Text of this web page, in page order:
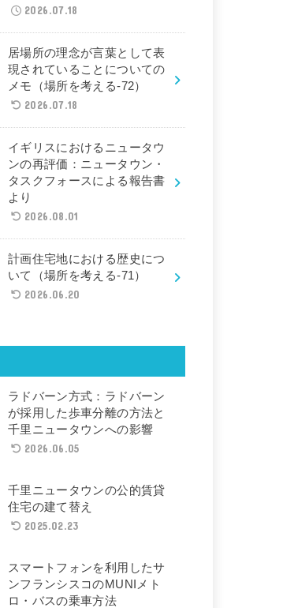
2026.07.18
居場所の理念が言葉として表
現されていることについての
メモ（場所を考える-72）
2026.07.18
イギリスにおけるニュータウ
ンの再評価：ニュータウン・
タスクフォースによる報告書
より
2026.08.01
計画住宅地における歴史につ
いて（場所を考える-71）
2026.06.20
ラドバーン方式：ラドバーン
が採用した歩車分離の方法と
千里ニュータウンへの影響
2026.06.05
千里ニュータウンの公的賃貸
住宅の建て替え
2025.02.23
スマートフォンを利用したサ
ンフランシスコのMUNIメト
ロ・バスの乗車方法